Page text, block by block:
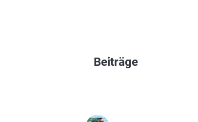
Beiträge